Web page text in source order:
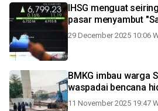
IHSG menguat
pasar menyambut
29 December 2025 10:06
BMKG imbau warga
waspadai bencana
11 November 2025 19:47